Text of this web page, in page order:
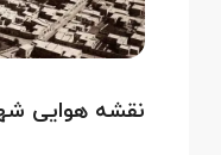
نقشه هوایی